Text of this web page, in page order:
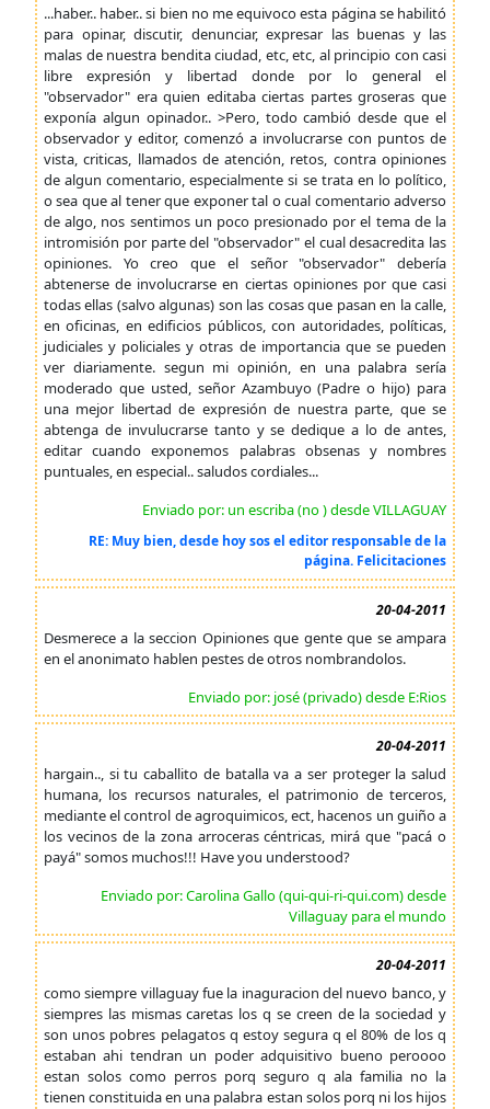
...haber.. haber.. si bien no me equivoco esta página se habilitó
para opinar, discutir, denunciar, expresar las buenas y las
malas de nuestra bendita ciudad, etc, etc, al principio con casi
libre expresión y libertad donde por lo general el
"observador" era quien editaba ciertas partes groseras que
exponía algun opinador.. >Pero, todo cambió desde que el
observador y editor, comenzó a involucrarse con puntos de
vista, criticas, llamados de atención, retos, contra opiniones
de algun comentario, especialmente si se trata en lo político,
o sea que al tener que exponer tal o cual comentario adverso
de algo, nos sentimos un poco presionado por el tema de la
intromisión por parte del "observador" el cual desacredita las
opiniones. Yo creo que el señor "observador" debería
abtenerse de involucrarse en ciertas opiniones por que casi
todas ellas (salvo algunas) son las cosas que pasan en la calle,
en oficinas, en edificios públicos, con autoridades, políticas,
judiciales y policiales y otras de importancia que se pueden
ver diariamente. segun mi opinión, en una palabra sería
moderado que usted, señor Azambuyo (Padre o hijo) para
una mejor libertad de expresión de nuestra parte, que se
abtenga de invulucrarse tanto y se dedique a lo de antes,
editar cuando exponemos palabras obsenas y nombres
puntuales, en especial.. saludos cordiales...
Enviado por: un escriba (no ) desde VILLAGUAY
RE: Muy bien, desde hoy sos el editor responsable de la
página. Felicitaciones
20-04-2011
Desmerece a la seccion Opiniones que gente que se ampara
en el anonimato hablen pestes de otros nombrandolos.
Enviado por: josé (privado) desde E:Rios
20-04-2011
hargain.., si tu caballito de batalla va a ser proteger la salud
humana, los recursos naturales, el patrimonio de terceros,
mediante el control de agroquimicos, ect, hacenos un guiño a
los vecinos de la zona arroceras céntricas, mirá que "pacá o
payá" somos muchos!!! Have you understood?
Enviado por: Carolina Gallo (qui-qui-ri-qui.com) desde
Villaguay para el mundo
20-04-2011
como siempre villaguay fue la inaguracion del nuevo banco, y
siempres las mismas caretas los q se creen de la sociedad y
son unos pobres pelagatos q estoy segura q el 80% de los q
estaban ahi tendran un poder adquisitivo bueno peroooo
estan solos como perros porq seguro q ala familia no la
tienen constituida en una palabra estan solos porq ni los hijos